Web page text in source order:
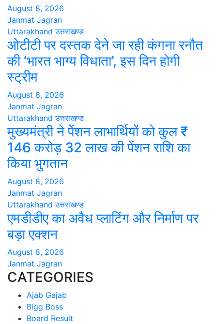
August 8, 2026
Janmat Jagran
Uttarakhand उत्तराखण्ड
ओटीटी पर दस्तक देने जा रही कंगना रनौत
की ‘भारत भाग्य विधाता’, इस दिन होगी
स्ट्रीम
August 8, 2026
Janmat Jagran
Uttarakhand उत्तराखण्ड
मुख्यमंत्री ने पेंशन लाभार्थियों को कुल ₹
146 करोड़ 32 लाख की पेंशन राशि का
किया भुगतान
August 8, 2026
Janmat Jagran
Uttarakhand उत्तराखण्ड
एमडीडीए का अवैध प्लाटिंग और निर्माण पर
बड़ा एक्शन
August 8, 2026
Janmat Jagran
CATEGORIES
Ajab Gajab
Bigg Boss
Board Result